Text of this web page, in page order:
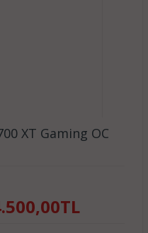
XT Gaming OC
TL